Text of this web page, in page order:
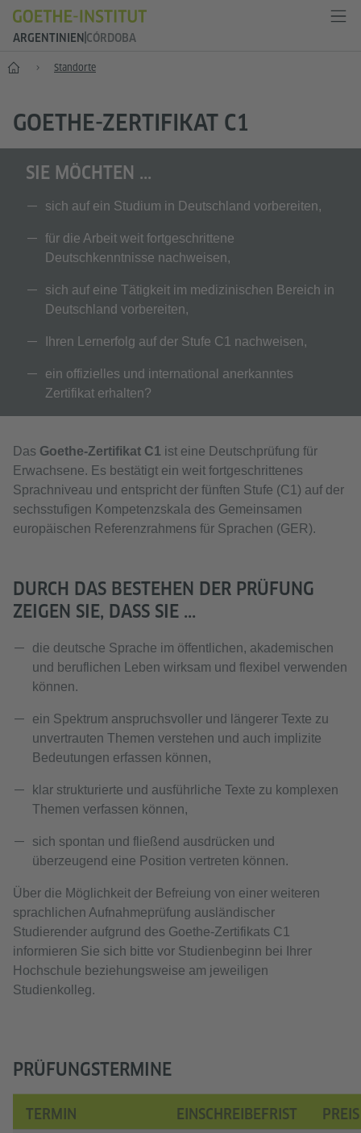
ARGENTINIEN CÓRDOBA
Start Standorte
GOETHE-ZERTIFIKAT C1
SIE MÖCHTEN ...
sich auf ein Studium in Deutschland vorbereiten,
für die Arbeit weit fortgeschrittene
Deutschkenntnisse nachweisen,
sich auf eine Tätigkeit im medizinischen Bereich in
Deutschland vorbereiten,
Ihren Lernerfolg auf der Stufe C1 nachweisen,
ein offizielles und international anerkanntes
Zertifikat erhalten?
Das Goethe-Zertifikat C1 ist eine Deutschprüfung für
Erwachsene. Es bestätigt ein weit fortgeschrittenes
Sprachniveau und entspricht der fünften Stufe (C1) auf der
sechsstufigen Kompetenzskala des Gemeinsamen
europäischen Referenzrahmens für Sprachen (GER).
DURCH DAS BESTEHEN DER PRÜFUNG
ZEIGEN SIE, DASS SIE ...
die deutsche Sprache im öffentlichen, akademischen
und beruflichen Leben wirksam und flexibel verwenden
können.
ein Spektrum anspruchsvoller und längerer Texte zu
unvertrauten Themen verstehen und auch implizite
Bedeutungen erfassen können,
klar strukturierte und ausführliche Texte zu komplexen
Themen verfassen können,
sich spontan und fließend ausdrücken und
überzeugend eine Position vertreten können.
Über die Möglichkeit der Befreiung von einer weiteren
sprachlichen Aufnahmeprüfung ausländischer
Studierender aufgrund des Goethe‑Zertifikats C1
informieren Sie sich bitte vor Studienbeginn bei Ihrer
Hochschule beziehungsweise am jeweiligen
Studienkolleg.
PRÜFUNGSTERMINE
TERMIN EINSCHREIBEFRIST PREIS